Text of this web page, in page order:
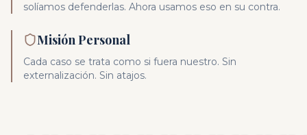
solíamos defenderlas. Ahora usamos eso en su contra.
Misión Personal
Cada caso se trata como si fuera nuestro. Sin
externalización. Sin atajos.